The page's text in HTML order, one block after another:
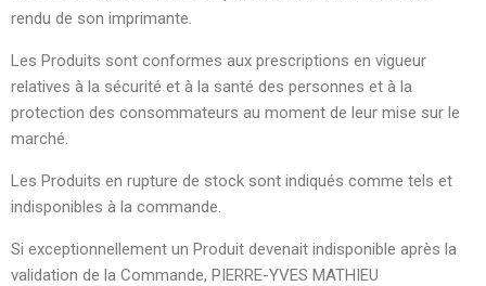
rendu de son imprimante.
Les Produits sont conformes aux prescriptions en vigueur
relatives à la sécurité et à la santé des personnes et à la
protection des consommateurs au moment de leur mise sur le
marché.
Les Produits en rupture de stock sont indiqués comme tels et
indisponibles à la commande.
Si exceptionnellement un Produit devenait indisponible après la
validation de la Commande, PIERRE-YVES MATHIEU